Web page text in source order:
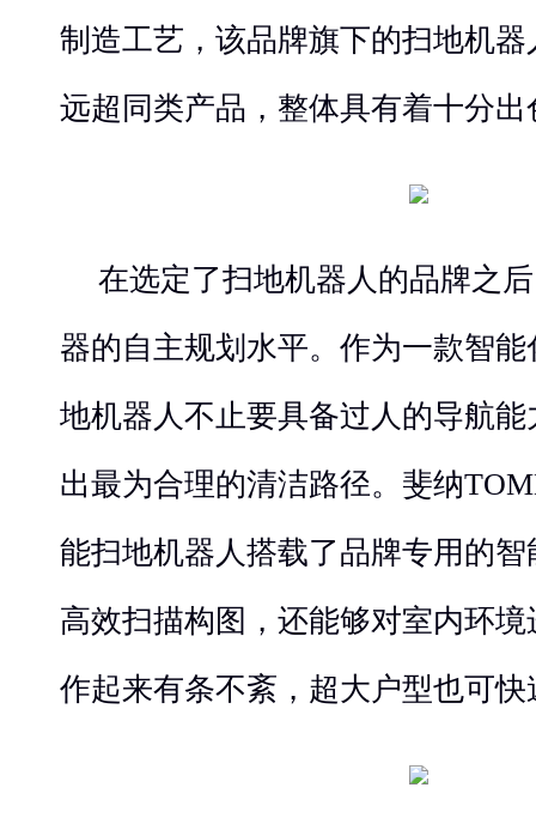
制造工艺，该品牌旗下的扫地机
远超同类产品，整体具有着十分
在选定了扫地机器人的品牌之
器的自主规划水平。作为一款智
地机器人不止要具备过人的导航
出最为合理的清洁路径。斐纳
能扫地机器人搭载了品牌专用的
高效扫描构图，还能够对室内环
作起来有条不紊，超大户型也可快